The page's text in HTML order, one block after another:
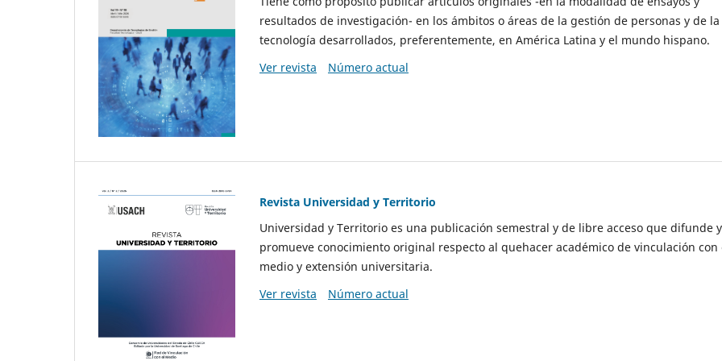
resultados de investigación- en los ámbitos o áreas de la gestión de personas y de la
tecnología desarrollados, preferentemente, en América Latina y el mundo hispano.
Ver revista
Número actual
Revista Universidad y Territorio
Universidad y Territorio es una publicación semestral y de libre acceso que difunde y
promueve conocimiento original respecto al quehacer académico de vinculación con
medio y extensión universitaria.
Ver revista
Número actual